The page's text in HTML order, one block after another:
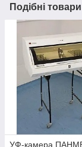
Подібні
УФ-камера